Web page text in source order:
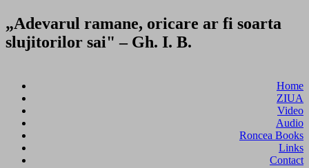
„Adevarul ramane, oricare ar fi soarta
slujitorilor sai" – Gh. I. B.
Home
ZIUA
Video
Audio
Roncea Books
Links
Contact